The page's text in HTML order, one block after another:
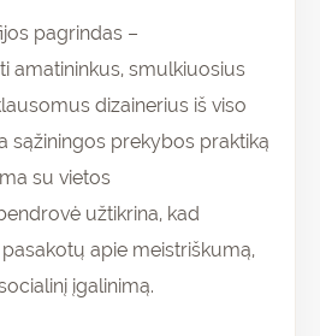
pagrindas –
amatininkus, smulkiuosius
dizainerius iš viso
sąžiningos prekybos praktiką
su vietos
užtikrina, kad
apie meistriškumą,
įgalinimą.